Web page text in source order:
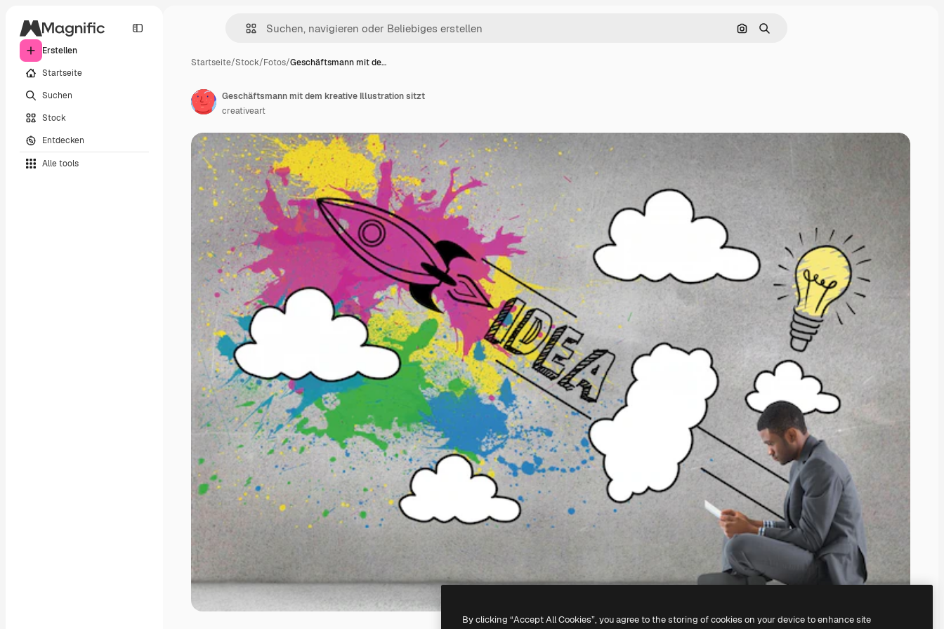
Erstellen
Startseite
Suchen
Stock
Entdecken
Alle tools
Nach Bild suchen
Suchen
Startseite/Stock/Fotos/Geschäftsmann mit de…
Geschäftsmann mit dem kreative Illustration sitzt
creativeart
By clicking “Accept All Cookies”, you agree to the storing of cookies on your device to enhance site